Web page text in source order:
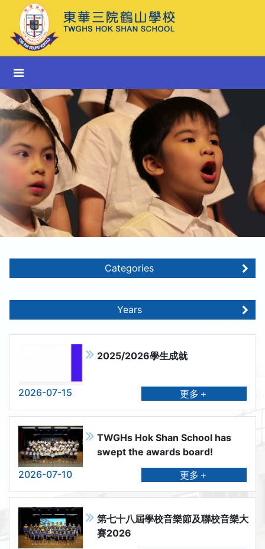
Categories
Years
2025/2026學生成就
2026-07-15 更多＋
TWGHs Hok Shan School has
swept the awards board!
2026-07-10
更多＋
第七十八屆學校音樂節及聯校音樂大
賽2026